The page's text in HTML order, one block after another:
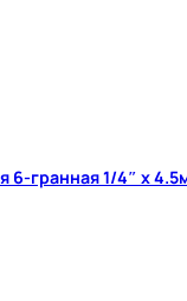
6-гранная 1/4″ х